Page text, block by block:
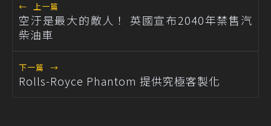
← 上一篇
空汙是最大的敵人！ 英國宣布2040年禁售汽
柴油車
下一篇 →
Rolls-Royce Phantom 提供究極客製化